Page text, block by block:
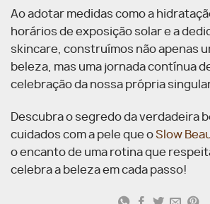
Ao adotar medidas como a
horários de exposição solar e a
skincare, construímos não apenas
beleza, mas uma jornada contínua
celebração da nossa própria
Descubra o segredo da verdadeira
cuidados com a pele que oSlow
o encanto de uma rotina que
celebra a beleza em cada passo!